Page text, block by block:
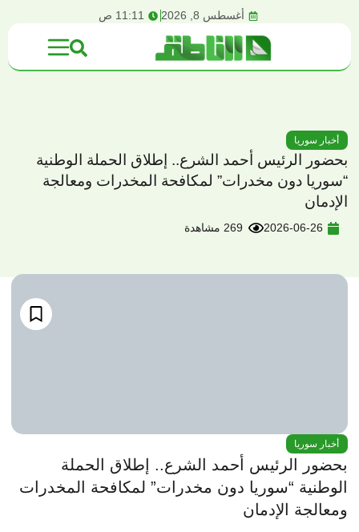
أغسطس 8, 2026 11:11 ص
أخبار سوريا
بحضور الرئيس أحمد الشرع.. إطلاق الحملة الوطنية
“سوريا دون مخدرات” لمكافحة المخدرات ومعالجة
الإدمان
2026-06-26 269 مشاهدة
أخبار سوريا
بحضور الرئيس أحمد الشرع.. إطلاق الحملة
الوطنية “سوريا دون مخدرات” لمكافحة المخدرات
ومعالجة الإدمان